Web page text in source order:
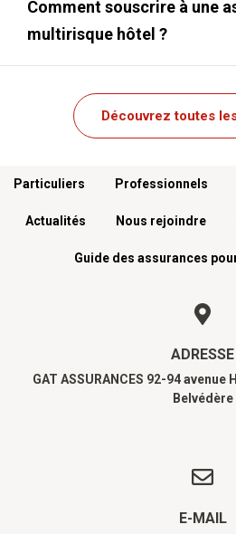
Comment souscrire à une
multirisque hôtel ?
Découvrez toutes
Menu footer
Particuliers Professionnels
Actualités Nous rejoindre
Guide des assurances
ADRESSE
GAT ASSURANCES 92-94
Belvédère
E-MAIL